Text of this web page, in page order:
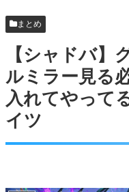
まとめ
【シャドバ】
ルミラー見る
入れてやって
イツ